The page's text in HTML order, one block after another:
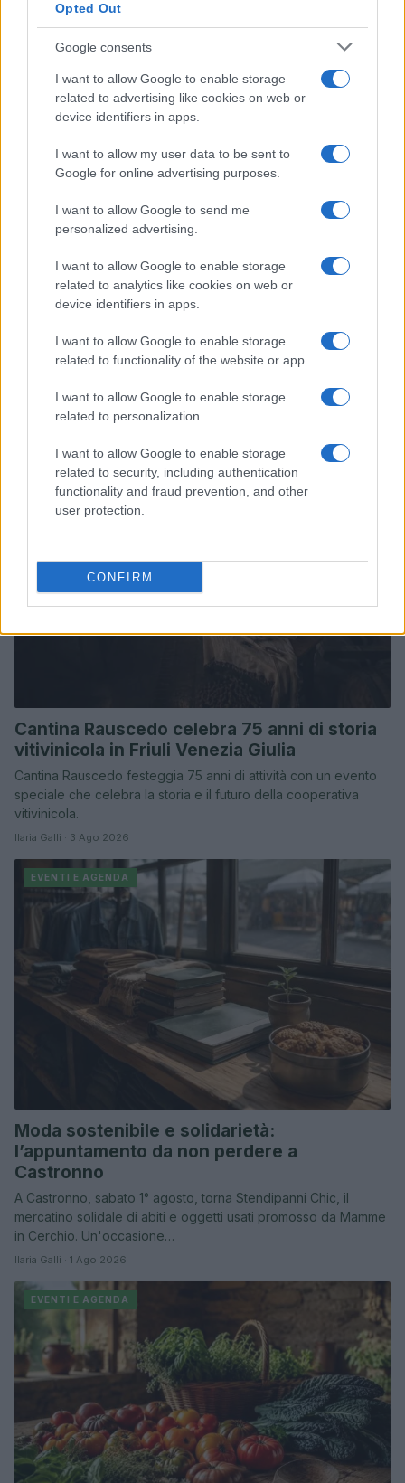
Opted Out
Google consents
I want to allow Google to enable storage
related to advertising like cookies on web or
device identifiers in apps.
I want to allow my user data to be sent to
Google for online advertising purposes.
I want to allow Google to send me
personalized advertising.
I want to allow Google to enable storage
related to analytics like cookies on web or
device identifiers in apps.
I want to allow Google to enable storage
related to functionality of the website or app.
I want to allow Google to enable storage
related to personalization.
I want to allow Google to enable storage
related to security, including authentication
functionality and fraud prevention, and other
user protection.
CONFIRM
differenze, limiti e come usarli senza
greenwashing
Capire i rating ESG significa distinguere rischio, impatto e
performance. Questa guida mostra metodi, limiti e una checklist
pratica per decisioni consapevoli.
Eventi & Agenda
EVENTI E AGENDA
Cantina Rauscedo celebra 75 anni di storia
vitivinicola in Friuli Venezia Giulia
Cantina Rauscedo festeggia 75 anni di attività con un evento
speciale che celebra la storia e il futuro della cooperativa
vitivinicola.
Ilaria Galli · 3 Ago 2026
EVENTI E AGENDA
Moda sostenibile e solidarietà:
l’appuntamento da non perdere a
Castronno
A Castronno, sabato 1° agosto, torna Stendipanni Chic, il
mercatino solidale di abiti e oggetti usati promosso da Mamme
in Cerchio. Un'occasione…
Ilaria Galli · 1 Ago 2026
EVENTI E AGENDA